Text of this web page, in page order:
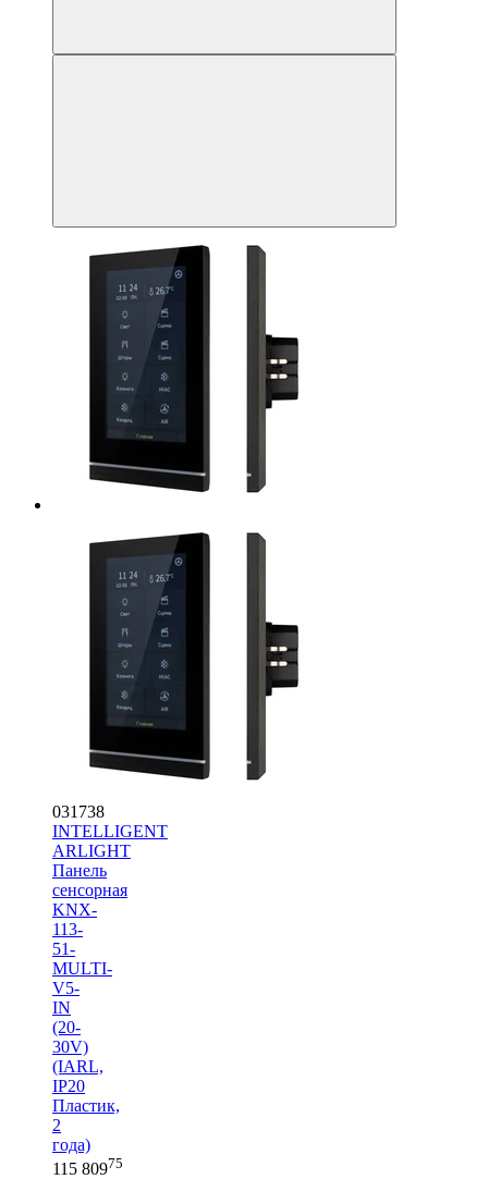
031738
INTELLIGENT
ARLIGHT
Панель
сенсорная
KNX-
113-
51-
MULTI-
V5-
IN
(20-
30V)
(IARL,
IP20
Пластик,
2
года)
115 80975